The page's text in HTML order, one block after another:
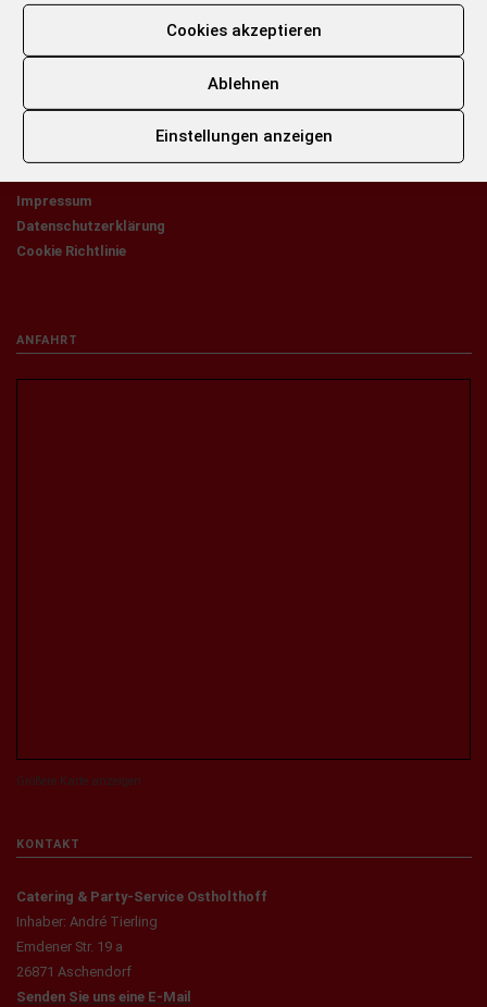
Cookies akzeptieren
Ablehnen
Einstellungen anzeigen
Leidenschaft für gutes Essen widerspiegeln.
Impressum
Datenschutzerklärung
Cookie Richtlinie
ANFAHRT
Größere Karte anzeigen
KONTAKT
Catering & Party-Service Ostholthoff
Inhaber: André Tierling
Emdener Str. 19 a
26871 Aschendorf
Senden Sie uns eine E-Mail